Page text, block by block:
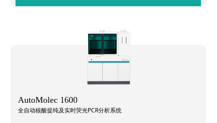
AutoMolec 1600
全自动核酸提纯及实时荧光PCR分析系统